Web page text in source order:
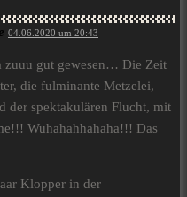
04.06.2020 um 20:43
zuuu gut gewesen… Die Zeit
die fulminante Metzelei,
der spektakulären Flucht, mit
Wuhahahhahaha!!! Das
Klopper in der